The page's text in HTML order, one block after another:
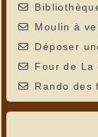
Moulin à
Déposer
Four de La
Rando des